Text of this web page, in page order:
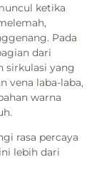
ketika
Pada
dari
sirkulasi yang
vena laba-laba,
warna
rasa percaya
lebih dari